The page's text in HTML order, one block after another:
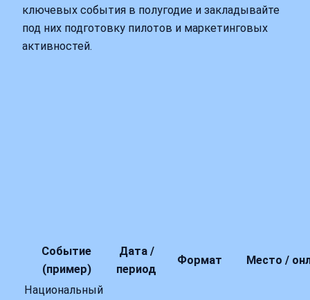
ключевых события в полугодие и закладывайте
под них подготовку пилотов и маркетинговых
активностей.
Событие
(пример)
Дата /
период
Формат Место /
Национальный